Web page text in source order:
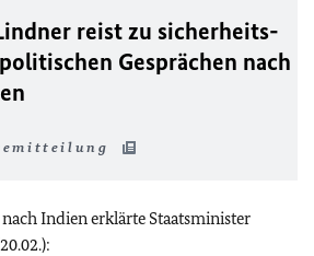
reist zu sicherheits-
Gesprächen nach
nach Indien erklärte Staatsminister